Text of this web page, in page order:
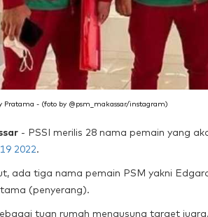
Pratama - (foto by @psm_makassar/instagram)
- PSSI merilis 28 nama pemain yang
2022.
ada tiga nama pemain PSM yakni
(penyerang).
tuan rumah mengusung target juara.